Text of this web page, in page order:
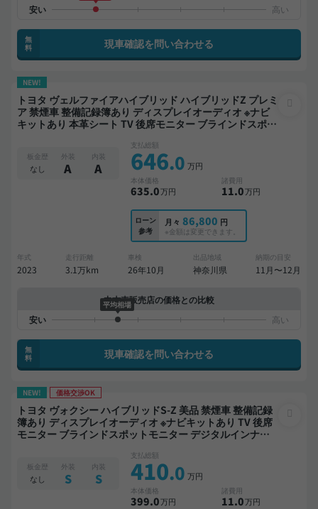
無
料
現車確認を問い合わせる
NEW!
トヨタ ヴェルファイアハイブリッド ハイブリッドZ プレミ
ア 禁煙車 整備記録簿あり ディスプレイオーディオ ※ナビ
キットあり 本革シート TV 後席モニター ブラインドスポッ
ート スマートキー ETC サンルーフ 電動バックドア バック
モニター 全方位カメラ ドライブレコーダー 衝突軽減 両側
電動スライドドア 7人乗り
板金歴
なし
外装
A
内装
A
支払総額
646.0 万円
本体価格
635.0万円
諸費用
11.0万円
ローン
参考
月々 86,800 円
※金額は変更できます。
年式
2023
走行距離
3.1万km
車検
26年10月
出品地域
神奈川県
納期の目安
11月〜12月
中古車販売店の価格との比較
平均相場
無
料
現車確認を問い合わせる
NEW! 価格交渉OK
トヨタ ヴォクシー ハイブリッドS-Z 美品 禁煙車 整備記録
簿あり ディスプレイオーディオ ※ナビキットあり TV 後席
モニター ブラインドスポットモニター デジタルインナー
バックドア バックモニター 全方位カメラ ドライブレコー
ダー 衝突軽減 両側電動スライドドア 7人乗り
板金歴
なし
外装
S
内装
S
支払総額
410.0 万円
本体価格
399.0万円
諸費用
11.0万円